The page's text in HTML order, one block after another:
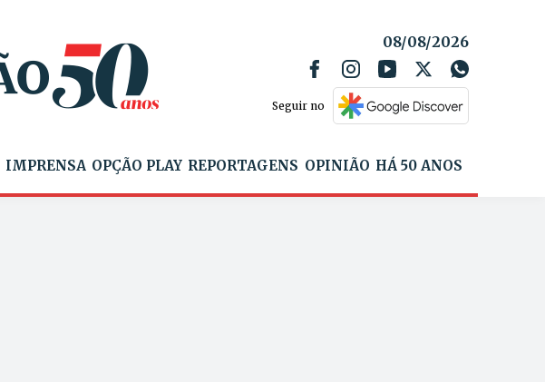
08/08/2026
Seguir no
IMPRENSA OPÇÃO PLAY REPORTAGENS OPINIÃO HÁ 50 ANOS